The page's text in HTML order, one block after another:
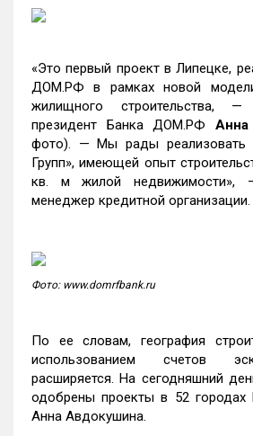
«Это первый проект в Липецке,
ДОМ.РФ в рамках новой модели
жилищного строительства, —
президент Банка ДОМ.РФ
фото). — Мы рады реализовать
Групп», имеющей опыт
кв. м жилой недвижимости»,
менеджер кредитной организации.
Фото: www.domrfbank.ru
По ее словам, география
использованием счетов
расширяется. На сегодняшний
одобрены проекты в 52 городах
Анна Авдокушина.